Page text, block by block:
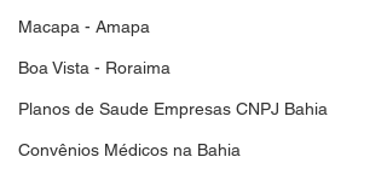
Macapa - Amapa
Boa Vista - Roraima
Planos de Saude Empresas CNPJ Bahia
Convênios Médicos na Bahia